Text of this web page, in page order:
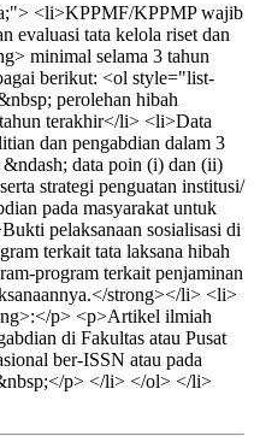
<li>KPPMF/KPPMP wajib
evaluasi tata kelola riset dan
minimal selama 3 tahun
berikut: <ol style="list-
perolehan hibah
terakhir</li> <li>Data
dan pengabdian dalam 3
data poin (i) dan (ii)
strategi penguatan institusi/
pada masyarakat untuk
pelaksanaan sosialisasi di
terkait tata laksana hibah
program terkait penjaminan
strong></li> <li>
p> <p>Artikel ilmiah
di Fakultas atau Pusat
ber-ISSN atau pada
p> </li> </ol> </li>